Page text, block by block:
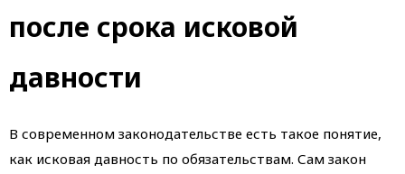
после срока исковой
давности
В современном законодательстве есть такое понятие,
как исковая давность по обязательствам. Сам закон